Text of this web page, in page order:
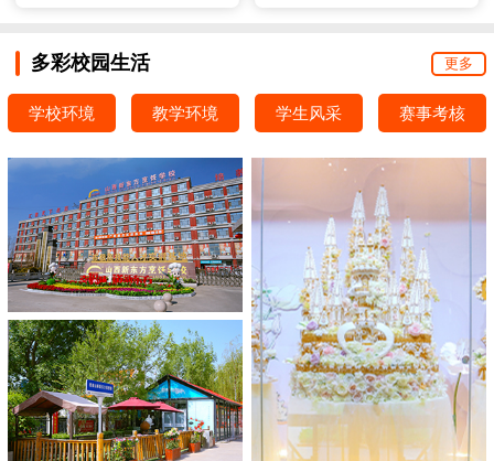
多彩校园生活 更多
学校环境 教学环境 学生风采 赛事考核